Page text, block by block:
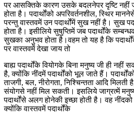
पर आसक्तिके कारण उसके बदलनेपर दृष्टि
होता है। पदार्थोंको अपरिवर्तनशील, स्थिर
परन्तु वास्तवमें उन पदार्थोंमें सुख नहीं है। सुख
होता है। इसीलिये सुषुप्तिमें जब पदार्थोंके
सुखका अनुभव होता है।वहम तो यह है कि
पर वास्तवमें देखा जाय तो
बाह्य पदार्थोंके वियोगके बिना मनुष्य जी ही
है, क्योंकि नींदमें पदार्थोंको भूल जाते हैं।
ताजगी, बल, नीरोगता, निश्चिन्तता आदि मिलती
संयोगसे नहीं मिल सकती। इसलिये जाग्रत्में
पदार्थोंसे अलग होनेकी इच्छा होती है। वह
क्योंकि वास्तवमें पदार्थोंके